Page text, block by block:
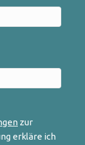
zur
erkläre ich